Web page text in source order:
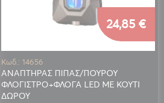
Κωδ.: 14656
ΑΝΑΠΤΗΡΑΣ ΠΙΠΑΣ/ΠΟΥΡΟΥ
ΦΛΟΓΙΣΤΡΟ+ΦΛΟΓΑ LED ΜΕ ΚΟΥΤΙ
ΔΩΡΟΥ
24,85 €